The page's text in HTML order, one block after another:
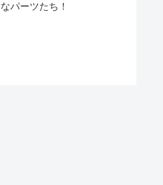
なパーツたち！